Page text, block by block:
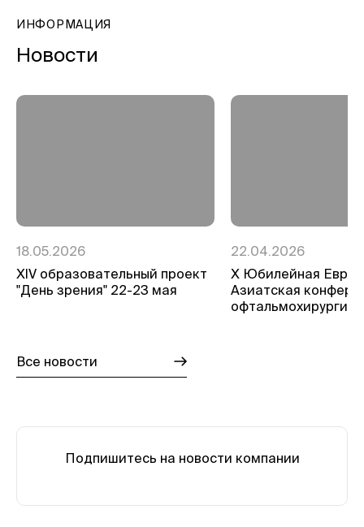
ИНФОРМАЦИЯ
Новости
18.05.2026
ХIV образовательный проект
"День зрения" 22-23 мая
22.04.2026
Х Юбилейная Евро-
Азиатская
офтальмохирургии
Все новости
Подпишитесь на новости компании